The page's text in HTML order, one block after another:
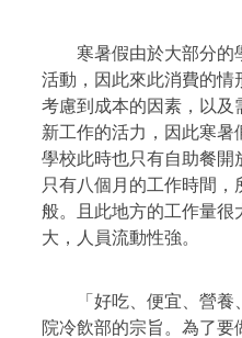
寒暑假由於大部分的
活動，因此來此消費的情
考慮到成本的因素，以及
新工作的活力，因此寒暑
學校此時也只有自助餐開
只有八個月的工作時間
般。且此地方的工作量很
大，人員流動性強。
「好吃、便宜、營養
院冷飲部的宗旨。為了要